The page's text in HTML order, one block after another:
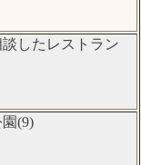
したレストラン
(9)